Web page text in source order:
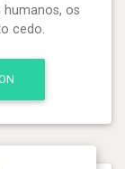
os
cedo.